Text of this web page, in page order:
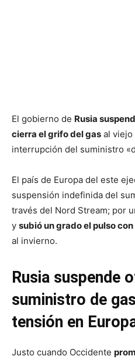
El gobierno de Rusia
cierra el grifo del gas al viejo
interrupción del suministro
El país de Europa del este
suspensión indefinida del
través del Nord Stream; por
y subió un grado el pulso
al invierno.
Rusia suspende
suministro de
tensión en
Justo cuando Occidente